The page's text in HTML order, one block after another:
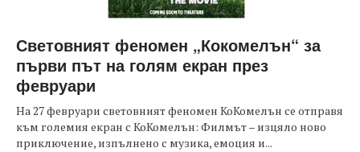
Световният феномен „Кокомелън“ за
първи път на голям екран през
февруари
На 27 февруари световният феномен КоКомелън се отправя
към големия екран с КоКомелън: Филмът – изцяло ново
приключение, изпълнено с музика, емоция и...